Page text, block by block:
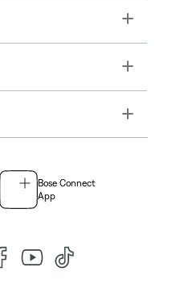
Toggle
Toggle
Toggle
Bose Connect
App